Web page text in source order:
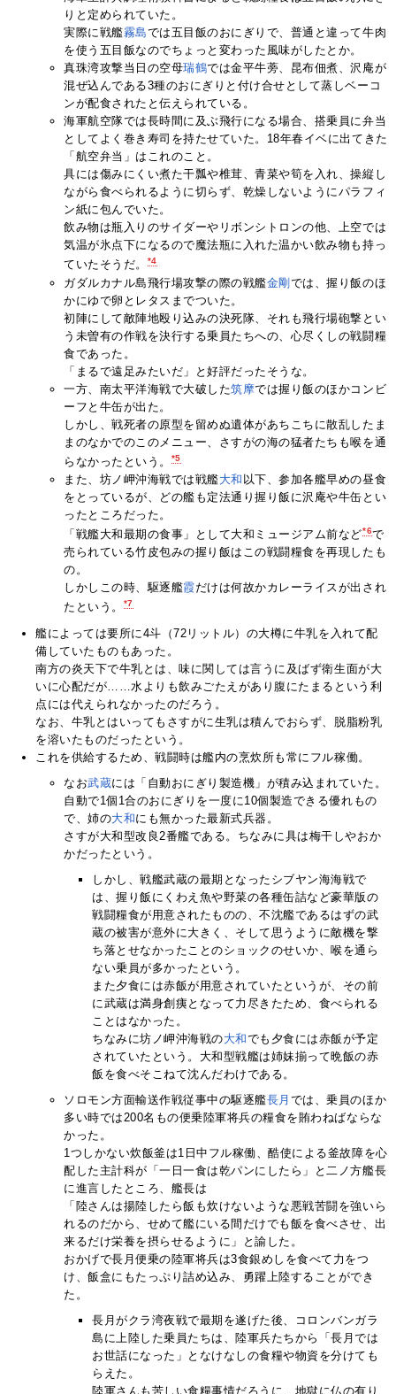
りと定められていた。
実際に戦艦霧島では五目飯のおにぎりで、普通と違って牛肉
を使う五目飯なのでちょっと変わった風味がしたとか。
真珠湾攻撃当日の空母瑞鶴では金平牛蒡、昆布佃煮、沢庵が
混ぜ込んである3種のおにぎりと付け合せとして蒸しベーコ
ンが配食されたと伝えられている。
海軍航空隊では長時間に及ぶ飛行になる場合、搭乗員に弁当
としてよく巻き寿司を持たせていた。18年春イベに出てきた
「航空弁当」はこれのこと。
具には傷みにくい煮た干瓢や椎茸、青菜や筍を入れ、操縦し
ながら食べられるように切らず、乾燥しないようにパラフィ
ン紙に包んでいた。
飲み物は瓶入りのサイダーやリボンシトロンの他、上空では
気温が氷点下になるので魔法瓶に入れた温かい飲み物も持っ
ていたそうだ。
*4
ガダルカナル島飛行場攻撃の際の戦艦金剛では、握り飯のほ
かにゆで卵とレタスまでついた。
初陣にして敵陣地殴り込みの決死隊、それも飛行場砲撃とい
う未曽有の作戦を決行する乗員たちへの、心尽くしの戦闘糧
食であった。
「まるで遠足みたいだ」と好評だったそうな。
一方、南太平洋海戦で大破した筑摩では握り飯のほかコンビ
ーフと牛缶が出た。
しかし、戦死者の原型を留めぬ遺体があちこちに散乱したま
まのなかでのこのメニュー、さすがの海の猛者たちも喉を通
らなかったという。
*5
また、坊ノ岬沖海戦では戦艦大和 以下、参加各艦早めの昼食
をとっているが、どの艦も定法通り握り飯に沢庵や牛缶とい
ったところだった。
「戦艦大和最期の食事」として大和ミュージアム前など*6で
売られている竹皮包みの握り飯はこの戦闘糧食を再現したも
の。
しかしこの時、駆逐艦霞だけは何故かカレーライスが出され
たという。
*7
艦によっては要所に4斗（72リットル）の大樽に牛乳を入れて配
備していたものもあった。
南方の炎天下で牛乳とは、味に関しては言うに及ばず衛生面が大
いに心配だが……水よりも飲みごたえがあり腹にたまるという利
点には代えられなかったのだろう。
なお、牛乳とはいってもさすがに生乳は積んでおらず、脱脂粉乳
を溶いたものだったという。
これを供給するため、戦闘時は艦内の烹炊所も常にフル稼働。
なお武蔵には「自動おにぎり製造機」が積み込まれていた。
自動で1個1合のおにぎりを一度に10個製造できる優れもの
で、姉の大和にも無かった最新式兵器。
さすが大和型改良2番艦である。ちなみに具は梅干しやおか
かだったという。
しかし、戦艦武蔵の最期となったシブヤン海海戦で
は、握り飯にくわえ魚や野菜の各種缶詰など豪華版の
戦闘糧食が用意されたものの、不沈艦であるはずの武
蔵の被害が意外に大きく、そして思うように敵機を撃
ち落とせなかったことのショックのせいか、喉を通ら
ない乗員が多かったという。
また夕食には赤飯が用意されていたというが、その前
に武蔵は満身創痍となって力尽きたため、食べられる
ことはなかった。
ちなみに坊ノ岬沖海戦の大和でも夕食には赤飯が予定
されていたという。大和型戦艦は姉妹揃って晩飯の赤
飯を食べそこねて沈んだわけである。
ソロモン方面輸送作戦従事中の駆逐艦長月 では、乗員のほか
多い時では200名もの便乗陸軍将兵の糧食を賄わねばならな
かった。
1つしかない炊飯釜は1日中フル稼働、酷使による釜故障を心
配した主計科が「一日一食は乾パンにしたら」と二ノ方艦長
に進言したところ、艦長は
「陸さんは揚陸したら飯も炊けないような悪戦苦闘を強いら
れるのだから、せめて艦にいる間だけでも飯を食べさせ、出
来るだけ栄養を摂らせるように」と諭した。
おかげで長月便乗の陸軍将兵は3食銀めしを食べて力をつ
け、飯盒にもたっぷり詰め込み、勇躍上陸することができ
た。
長月がクラ湾夜戦で最期を遂げた後、コロンバンガラ
島に上陸した乗員たちは、陸軍兵たちから「長月では
お世話になった」となけなしの食糧や物資を分けても
らえた。
陸軍さんも苦しい食糧事情だろうに、地獄に仏の有り